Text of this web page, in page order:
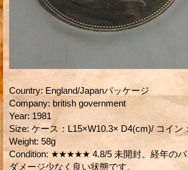
Country: England/Japanパッケージ
Company: british government
Year: 1981
Size: ケース：L15×W10.3× D4(cm)/ コイン
Weight: 58g
Condition: ★★★★★ 4.8/5 未開封。経年のパ
ダメージ少なく良い状態です。